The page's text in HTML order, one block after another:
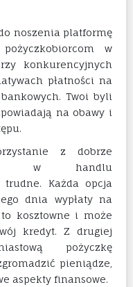
noszenia platformę
w
konkurencyjnych
płatności na
Twoi byli
na obawy i
z dobrze
w handlu
Każda opcja
dnia wypłaty na
kosztowne i może
kredyt. Z drugiej
pożyczkę
pieniądze,
aspekty finansowe.